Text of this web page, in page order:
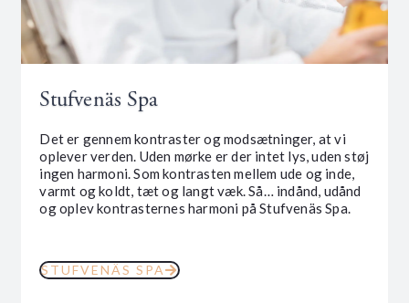
Stufvenäs Spa
Det er gennem kontraster og modsætninger, at vi
oplever verden. Uden mørke er der intet lys, uden støj
ingen harmoni. Som kontrasten mellem ude og inde,
varmt og koldt, tæt og langt væk. Så… indånd, udånd
og oplev kontrasternes harmoni på Stufvenäs Spa.
STUFVENÄS SPA